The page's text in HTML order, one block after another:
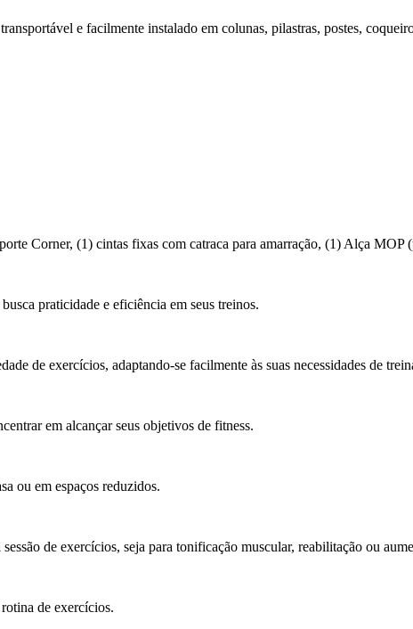
e facilmente instalado em colunas, pilastras, postes,
Corner, (1) cintas fixas com catraca para amarração, (1) Alça MOP
praticidade e eficiência em seus treinos.
de exercícios, adaptando-se facilmente às suas necessidades de
em alcançar seus objetivos de fitness.
ou em espaços reduzidos.
de exercícios, seja para tonificação muscular, reabilitação ou
de exercícios.